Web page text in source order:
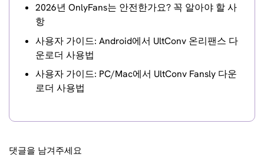
2026년 OnlyFans는 안전한가요? 꼭 알아야 할 사
항
사용자 가이드: Android에서 UltConv 온리팬스 다
운로더 사용법
사용자 가이드: PC/Mac에서 UltConv Fansly 다운
로더 사용법
댓글을 남겨주세요